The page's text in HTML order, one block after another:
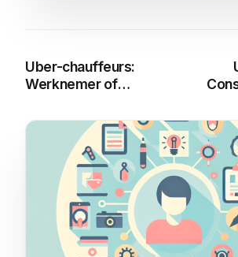
Uber-chauffeurs:
Werknemer of
Uitspraak Hoge Raad
You may also like